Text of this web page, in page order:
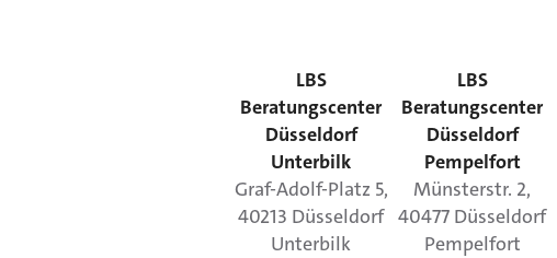
LBS
Beratungscenter
Düsseldorf
Unterbilk
Graf-Adolf-Platz 5,
40213 Düsseldorf
Unterbilk
LBS
Beratungscenter
Düsseldorf
Pempelfort
Münsterstr. 2,
40477 Düsseldorf
Pempelfort